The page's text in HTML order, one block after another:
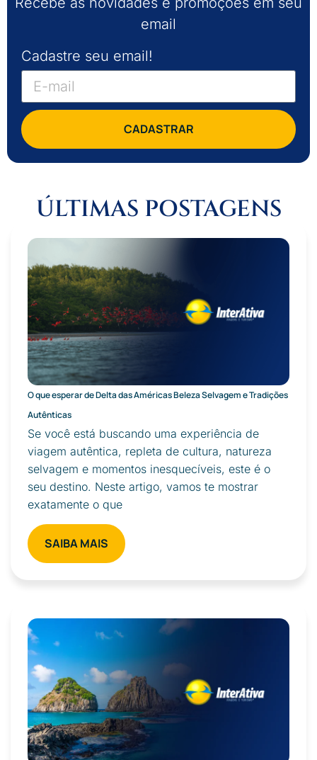
email
Cadastre seu email!
CADASTRAR
ÚLTIMAS POSTAGENS
O que esperar de Delta das Américas Beleza Selvagem e Tradições
Autênticas
Se você está buscando uma experiência de
viagem autêntica, repleta de cultura, natureza
selvagem e momentos inesquecíveis, este é o
seu destino. Neste artigo, vamos te mostrar
exatamente o que
SAIBA MAIS